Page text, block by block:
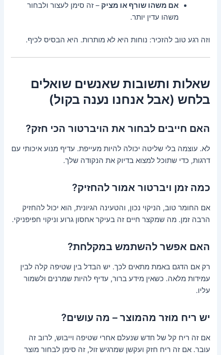
אם משהו שורף או מציק – זה סימן לעצור ולבחור
משהו עדין יותר.
וזה רגע טוב להזכיר: נוחות היא לא מותרות. היא הבסיס לכיף.
שאלות ותשובות שאנשים שואלים
בלחש (אבל אנחנו נענה בקול)
האם חייבים לבחור את הויברטור הכי חזק?
לא. עוצמה בלי שליטה יכולה להיות מעייפת. עדיף מנוע איכותי עם
דרגות, כדי שתוכל למצוא בדיוק את הנקודה שלך.
כמה זמן ויברטור אמור להחזיק?
אם החומר טוב, הניקוי נכון, והטעינה הגיונית, הוא יכול להחזיק
הרבה זמן. מה שמקצר חיים זה בעיקר אחסון גרוע וניקוי חפיפניקי.
האם אפשר להשתמש במקלחת?
רק אם הדגם באמת מתאים לכך. יש הבדל בין שטיפה קלה לבין
עמידות מלאה. כשאין מידע ברור, עדיף להיות שמרנים ולשמור
עליו.
יש ריח מוזר מהמוצר – מה עושים?
אם זה ריח קל של חדש שנעלם אחרי שטיפה וייבוש, לרוב זה
עובר. אם זה ריח חזק ועקשן שמרגיש זול, זה סימן לבחור מוצר